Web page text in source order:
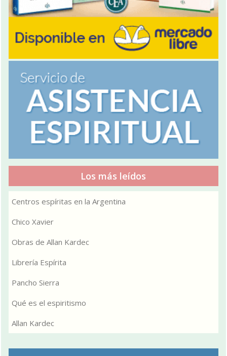
Los más leídos
Centros espíritas en la Argentina
Chico Xavier
Obras de Allan Kardec
Librería Espírita
Pancho Sierra
Qué es el espiritismo
Allan Kardec